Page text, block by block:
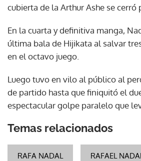
cubierta de la Arthur Ashe se cerró
En la cuarta y definitiva manga,
última bala de Hijikata al salvar
en el octavo juego.
Luego tuvo en vilo al público al
de partido hasta que finiquitó el
espectacular golpe paralelo que
Temas relacionados
RAFA NADAL RAFAEL NADAL